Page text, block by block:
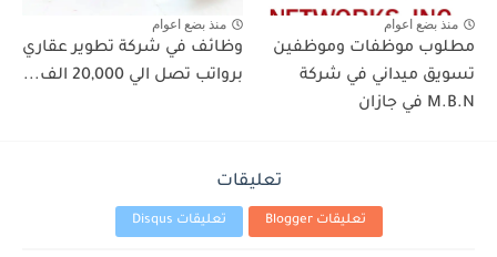
منذ بضع اعوام
مطلوب موظفات وموظفين
تسويق ميداني في شركة
M.B.N في جازان
منذ بضع اعوام
وظائف في شركة تطوير عقاري
برواتب تصل الي 20,000 الف...
تعليقات
تعليقات Blogger تعليقات Disqus